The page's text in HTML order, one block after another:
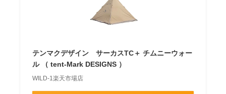
テンマクデザイン サーカスTC＋ チムニーウォー
ル （ tent-Mark DESIGNS ）
WILD-1楽天市場店